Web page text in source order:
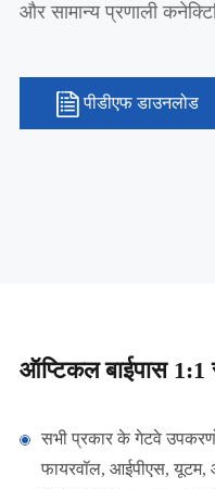
और सामान्य प्रणाली
पीडीएफ डाउनलोड
ऑप्टिकल बाईपास 1:1
सभी प्रकार के गेटवे
फायरवॉल, आईपीएस, यूटम,